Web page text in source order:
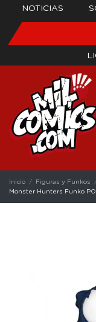
NOTICIAS
Inicio Figuras y Funkos
Monster Hunters Funko